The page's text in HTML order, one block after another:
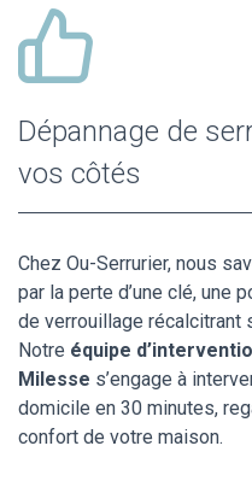
Dépannage de
vos côtés
Chez Ou-Serrurier, nous
par la perte d’une clé, une
de verrouillage récalcitrant
Notre équipe
Milesse s’engage à
domicile en 30 minutes,
confort de votre maison.